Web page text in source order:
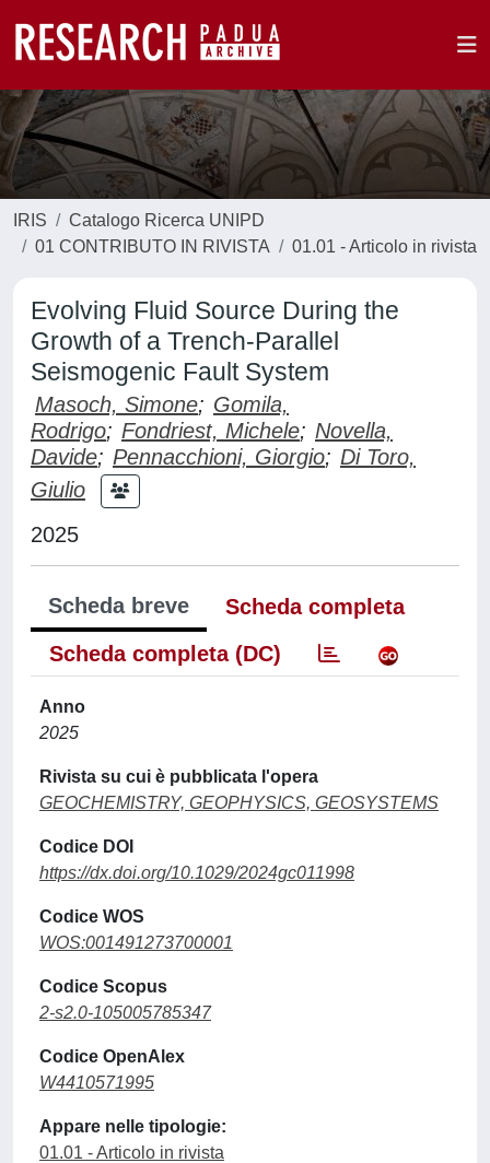
IRIS
Catalogo Ricerca UNIPD
01 CONTRIBUTO IN RIVISTA
01.01 - Articolo in rivista
Evolving Fluid Source During the
Growth of a Trench‐Parallel
Seismogenic Fault System
Masoch, Simone; Gomila,
Rodrigo; Fondriest, Michele; Novella,
Davide; Pennacchioni, Giorgio; Di Toro,
Giulio
2025
Scheda breve
Scheda completa
Scheda completa (DC)
Anno
2025
Rivista su cui è pubblicata l'opera
GEOCHEMISTRY, GEOPHYSICS, GEOSYSTEMS
Codice DOI
https://dx.doi.org/10.1029/2024gc011998
Codice WOS
WOS:001491273700001
Codice Scopus
2-s2.0-105005785347
Codice OpenAlex
W4410571995
Appare nelle tipologie:
01.01 - Articolo in rivista